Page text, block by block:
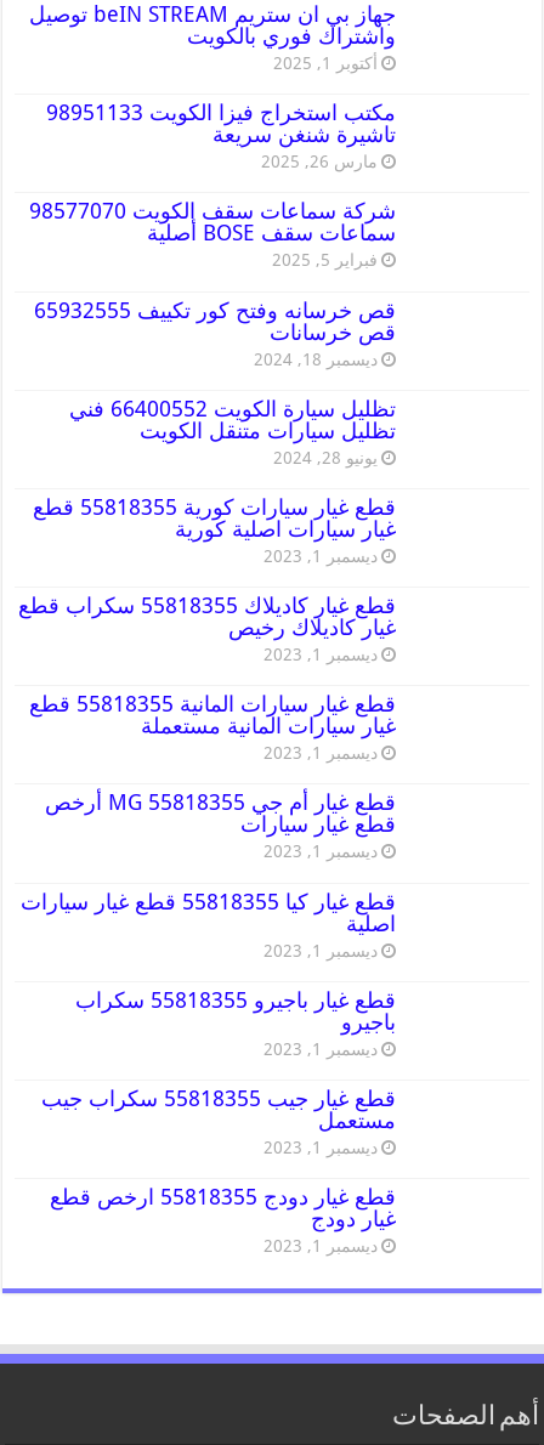
جهاز بي ان ستريم beIN STREAM توصيل
واشتراك فوري بالكويت
أكتوبر 1, 2025
مكتب استخراج فيزا الكويت 98951133
تاشيرة شنغن سريعة
مارس 26, 2025
شركة سماعات سقف الكويت 98577070
سماعات سقف BOSE أصلية
فبراير 5, 2025
قص خرسانه وفتح كور تكييف 65932555
قص خرسانات
ديسمبر 18, 2024
تظليل سيارة الكويت 66400552 فني
تظليل سيارات متنقل الكويت
يونيو 28, 2024
قطع غيار سيارات كورية 55818355 قطع
غيار سيارات اصلية كورية
ديسمبر 1, 2023
قطع غيار كاديلاك 55818355 سكراب قطع
غيار كاديلاك رخيص
ديسمبر 1, 2023
قطع غيار سيارات المانية 55818355 قطع
غيار سيارات المانية مستعملة
ديسمبر 1, 2023
قطع غيار أم جي MG 55818355 أرخص
قطع غيار سيارات
ديسمبر 1, 2023
قطع غيار كيا 55818355 قطع غيار سيارات
اصلية
ديسمبر 1, 2023
قطع غيار باجيرو 55818355 سكراب
باجيرو
ديسمبر 1, 2023
قطع غيار جيب 55818355 سكراب جيب
مستعمل
ديسمبر 1, 2023
قطع غيار دودج 55818355 ارخص قطع
غيار دودج
ديسمبر 1, 2023
أهم الصفحات